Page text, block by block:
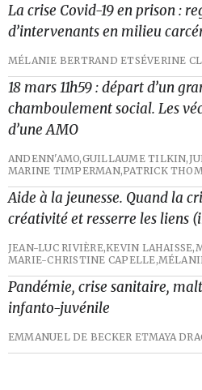
La crise Covid-19 en prison :
d’intervenants en milieu
MÉLANIE BERTRAND ETSÉVERINE
18 mars 11h59 : départ d’un
chamboulement social. Les
d’une AMO
ANDENN'AMO,GUILLAUME TILKIN,
MARINE TIMPERMAN,PATRICK
Aide à la jeunesse. Quand la
créativité et resserre les liens
JEAN-LUC RIVIÈRE,KEVIN LAHAISSE,
MARIE-CHRISTINE CAPELLE,
Pandémie, crise sanitaire,
infanto-juvénile
EMMANUEL DE BECKER ETMAYA